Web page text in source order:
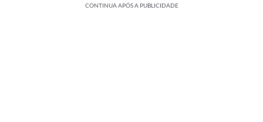
CONTINUA APÓS A PUBLICIDADE